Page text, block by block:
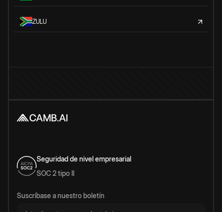
ZULU
Seguridad de nivel empresarial
SOC 2 tipo II
Suscríbase a nuestro boletín